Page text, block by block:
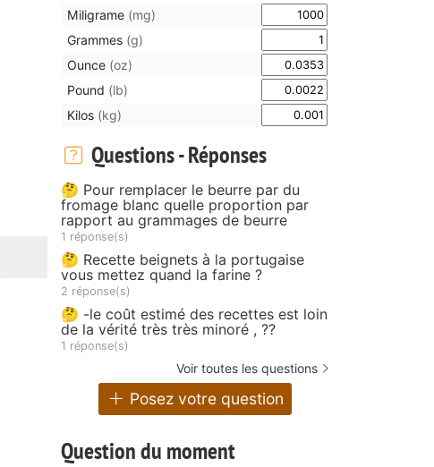
Miligrame (mg)
Grammes (g)
Ounce (oz)
Pound (lb)
Kilos (kg)
Questions - Réponses
🤔 Pour remplacer le beurre par du
fromage blanc quelle proportion par
rapport au grammages de beurre
1 réponse(s)
🤔 Recette beignets à la portugaise
vous mettez quand la farine ?
2 réponse(s)
🤔 -le coût estimé des recettes est loin
de la vérité très très minoré , ??
1 réponse(s)
Voir toutes les questions
Posez votre question
Question du moment